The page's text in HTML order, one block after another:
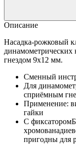
Описание
Насадка-рожковый
гнездом 9x12 мм.
Сменный
Для
сприёмным
Применение:
гайки
С
пригодны для